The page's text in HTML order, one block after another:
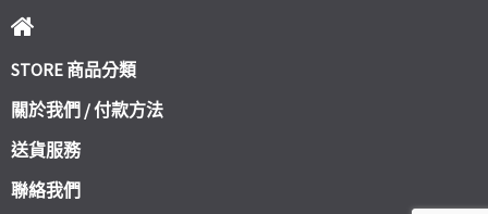
STORE 商品分類
關於我們 / 付款方法
送貨服務
聯絡我們